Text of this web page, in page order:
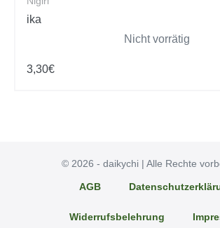
ika
Nicht vorrätig
3,30€
© 2026 - daikychi | Alle Rechte
AGB
Widerrufsbelehrung